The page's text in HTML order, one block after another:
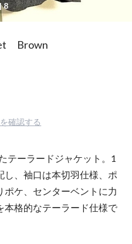
8
Brown
確認する
テーラードジャケット。1
、袖口は本切羽仕様、ポ
ケ、センターベントに力
本格的なテーラード仕様で